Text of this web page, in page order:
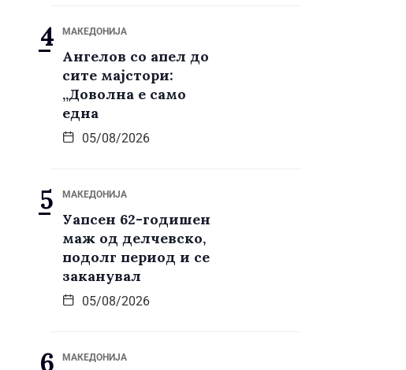
МАКЕДОНИЈА
Ангелов со апел до
сите мајстори:
„Доволна е само
една
05/08/2026
МАКЕДОНИЈА
Уапсен 62-годишен
маж од делчевско,
подолг период и се
заканувал
05/08/2026
МАКЕДОНИЈА